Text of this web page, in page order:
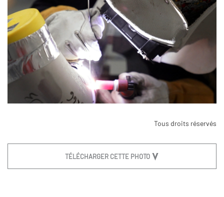
Tous droits réservés
TÉLÉCHARGER CETTE PHOTO